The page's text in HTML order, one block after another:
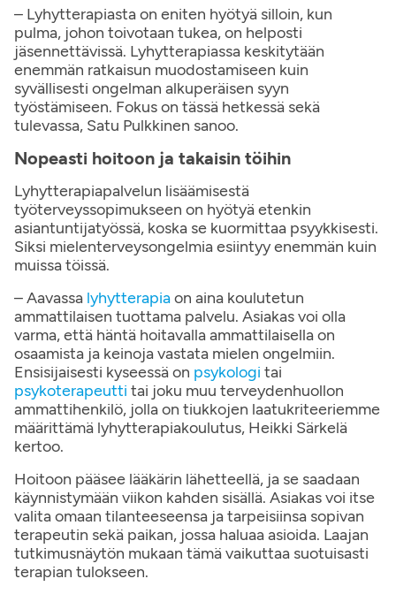
– Lyhytterapiasta on eniten hyötyä silloin, kun
pulma, johon toivotaan tukea, on helposti
jäsennettävissä. Lyhytterapiassa keskitytään
enemmän ratkaisun muodostamiseen kuin
syvällisesti ongelman alkuperäisen syyn
työstämiseen. Fokus on tässä hetkessä sekä
tulevassa, Satu Pulkkinen sanoo.
Nopeasti hoitoon ja takaisin töihin
Lyhytterapiapalvelun lisäämisestä
työterveyssopimukseen on hyötyä etenkin
asiantuntijatyössä, koska se kuormittaa psyykkisesti.
Siksi mielenterveysongelmia esiintyy enemmän kuin
muissa töissä.
– Aavassa lyhytterapiaon aina koulutetun
ammattilaisen tuottama palvelu. Asiakas voi olla
varma, että häntä hoitavalla ammattilaisella on
osaamista ja keinoja vastata mielen ongelmiin.
Ensisijaisesti kyseessä on psykologi tai
psykoterapeutti tai joku muu terveydenhuollon
ammattihenkilö, jolla on tiukkojen laatukriteeriemme
määrittämä lyhytterapiakoulutus, Heikki Särkelä
kertoo.
Hoitoon pääsee lääkärin lähetteellä, ja se saadaan
käynnistymään viikon kahden sisällä. Asiakas voi itse
valita omaan tilanteeseensa ja tarpeisiinsa sopivan
terapeutin sekä paikan, jossa haluaa asioida. Laajan
tutkimusnäytön mukaan tämä vaikuttaa suotuisasti
terapian tulokseen.